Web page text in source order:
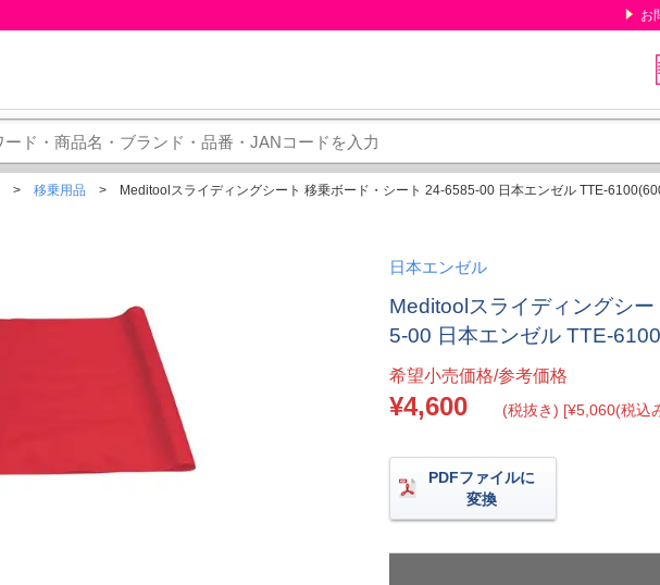
お
移乗用品 Meditoolスライディングシート 移乗ボード・シート 24-6585-00 日本エンゼル TTE-
日本エンゼル
Meditoolスライディングシ
5-00 日本エンゼル TTE-
希望小売価格/参考価格
¥4,600 (税抜き) [¥5,060(税込
PDFファイルに
変換